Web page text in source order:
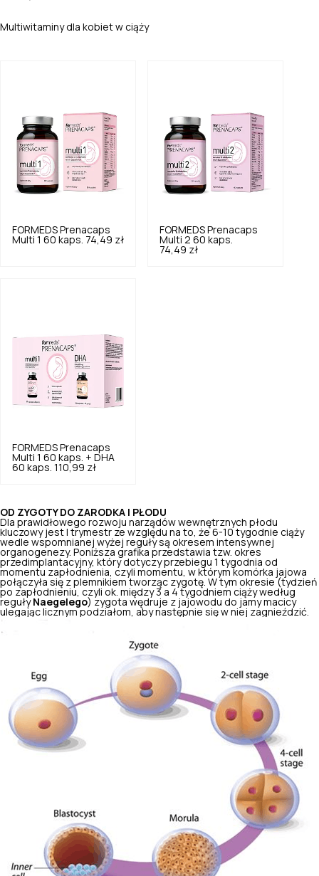
Multiwitaminy dla kobiet w ciąży
FORMEDS Prenacaps
Multi 1 60 kaps. 74,49 zł
FORMEDS Prenacaps
Multi 2 60 kaps.
74,49 zł
FORMEDS Prenacaps
Multi 1 60 kaps. + DHA
60 kaps. 110,99 zł
OD ZYGOTY DO ZARODKA I PŁODU
Dla prawidłowego rozwoju narządów wewnętrznych płodu
kluczowy jest I trymestr ze względu na to, że 6-10 tygodnie ciąży
wedle wspomnianej wyżej reguły są okresem intensywnej
organogenezy. Poniższa grafika przedstawia tzw. okres
przedimplantacyjny, który dotyczy przebiegu 1 tygodnia od
momentu zapłodnienia, czyli momentu, w którym komórka jajowa
połączyła się z plemnikiem tworząc zygotę. W tym okresie (tydzień
po zapłodnieniu, czyli ok. między 3 a 4 tygodniem ciąży według
reguły Naegelego) zygota wędruje z jajowodu do jamy macicy
ulegając licznym podziałom, aby następnie się w niej zagnieździć.